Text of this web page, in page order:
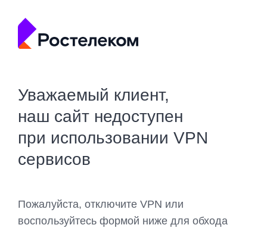
Уважаемый клиент,
наш сайт недоступен
при использовании VPN
сервисов
Пожалуйста, отключите VPN или
воспользуйтесь формой ниже для обхода